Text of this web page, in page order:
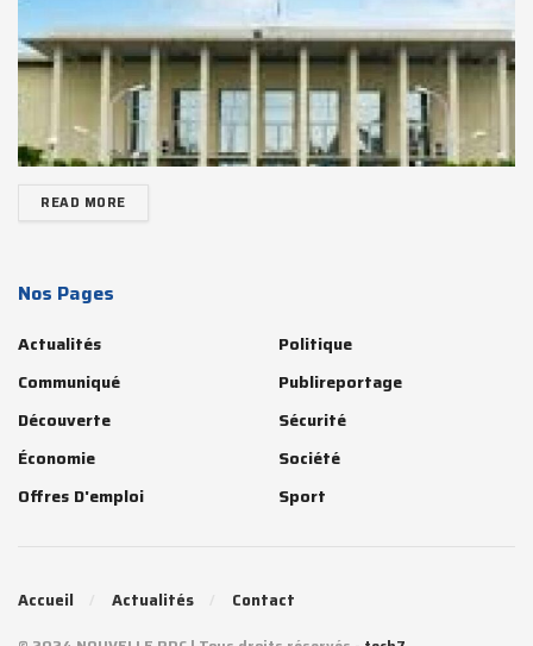
READ MORE
Nos Pages
Actualités
Communiqué
Découverte
Économie
Offres D'emploi
Politique
Publireportage
Sécurité
Société
Sport
Accueil Actualités Contact